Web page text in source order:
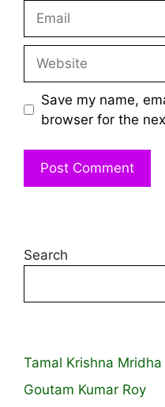
Save my name,
browser for the
Search
Tamal Krishna Mridha
Goutam Kumar Roy